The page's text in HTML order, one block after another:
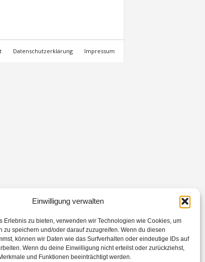
Einwilligung verwalten
Erlebnis zu bieten, verwenden wir Technologien wie Cookies, um
zu speichern und/oder darauf zuzugreifen. Wenn du diesen
können wir Daten wie das Surfverhalten oder eindeutige IDs auf
Wenn du deine Einwilligung nicht erteilst oder zurückziehst,
und Funktionen beeinträchtigt werden.
Datenschutzerklärung Impressum